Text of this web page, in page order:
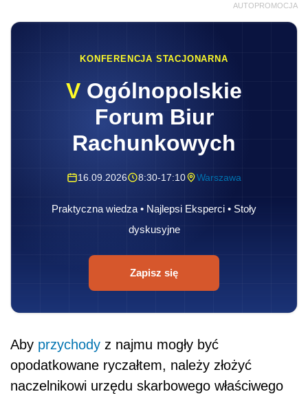
AUTOPROMOCJA
KONFERENCJA STACJONARNA
V Ogólnopolskie
Forum Biur
Rachunkowych
16.09.2026 8:30-17:10 Warszawa
Praktyczna wiedza • Najlepsi Eksperci • Stoły
dyskusyjne
Zapisz się
Aby przychody z najmu mogły być
opodatkowane ryczałtem, należy złożyć
naczelnikowi urzędu skarbowego właściwego